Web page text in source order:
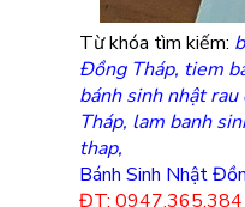
Từ khóa tìm kiếm:
Đồng Tháp, tiem
bánh sinh nhật
Tháp, lam banh
thap,
Bánh Sinh Nhật
ĐT: 0947.365.384